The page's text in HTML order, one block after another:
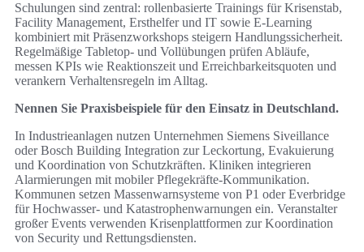
Schulungen sind zentral: rollenbasierte Trainings für Krisenstab,
Facility Management, Ersthelfer und IT sowie E‑Learning
kombiniert mit Präsenzworkshops steigern Handlungssicherheit.
Regelmäßige Tabletop‑ und Vollübungen prüfen Abläufe,
messen KPIs wie Reaktionszeit und Erreichbarkeitsquoten und
verankern Verhaltensregeln im Alltag.
Nennen Sie Praxisbeispiele für den Einsatz in Deutschland.
In Industrieanlagen nutzen Unternehmen Siemens Siveillance
oder Bosch Building Integration zur Leckortung, Evakuierung
und Koordination von Schutzkräften. Kliniken integrieren
Alarmierungen mit mobiler Pflegekräfte‑Kommunikation.
Kommunen setzen Massenwarnsysteme von P1 oder Everbridge
für Hochwasser‑ und Katastrophenwarnungen ein. Veranstalter
großer Events verwenden Krisenplattformen zur Koordination
von Security und Rettungsdiensten.